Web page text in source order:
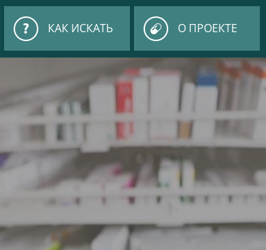
КАК ИСКАТЬ О ПРОЕКТЕ